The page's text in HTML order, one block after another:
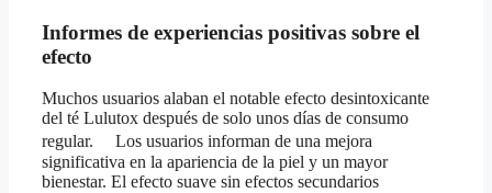
Informes de experiencias positivas sobre el
efecto
Muchos usuarios alaban el notable efecto desintoxicante
del té Lulutox después de solo unos días de consumo
regular. Los usuarios informan de una mejora
significativa en la apariencia de la piel y un mayor
bienestar. El efecto suave sin efectos secundarios